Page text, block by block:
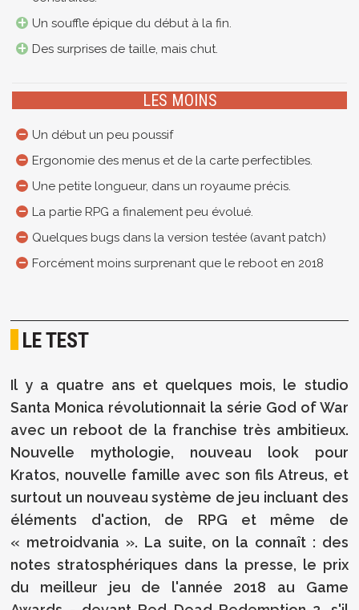
Un souffle épique du début à la fin.
Des surprises de taille, mais chut.
LES MOINS
Un début un peu poussif
Ergonomie des menus et de la carte perfectibles.
Une petite longueur, dans un royaume précis.
La partie RPG a finalement peu évolué.
Quelques bugs dans la version testée (avant patch)
Forcément moins surprenant que le reboot en 2018
LE TEST
Il y a quatre ans et quelques mois, le studio
Santa Monica révolutionnait la série God of War
avec un reboot de la franchise très ambitieux.
Nouvelle mythologie, nouveau look pour
Kratos, nouvelle famille avec son fils Atreus, et
surtout un nouveau système de jeu incluant des
éléments d'action, de RPG et même de
« metroidvania ». La suite, on la connaît : des
notes stratosphériques dans la presse, le prix
du meilleur jeu de l'année 2018 au Game